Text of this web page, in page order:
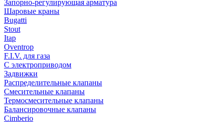
Запорно-регулирующая арматура
Шаровые краны
Bugatti
Stout
Itap
Oventrop
F.I.V. для газа
С электроприводом
Задвижки
Распределительные клапаны
Cмесительные клапаны
Термосмесительные клапаны
Балансировочные клапаны
Cimberio